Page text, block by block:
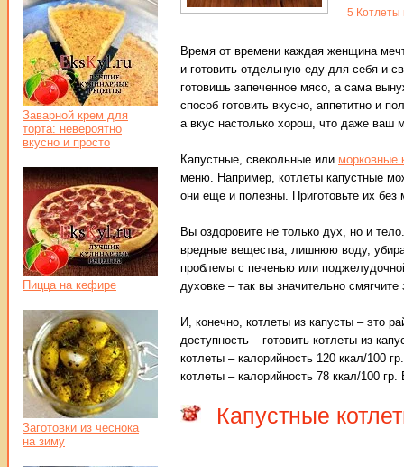
5 Котлеты
Время от времени каждая женщина
и готовить отдельную еду для себя и
готовишь запеченное мясо, а сама
способ готовить вкусно, аппетитно и
а вкус настолько хорош, что даже ваш
Капустные, свекольные или морковные
меню. Например, котлеты капустные
они еще и полезны. Приготовьте их без
Вы оздоровите не только дух, но и
вредные вещества, лишнюю воду,
проблемы с печенью или
духовке – так вы значительно
И, конечно, котлеты из капусты – это
доступность – готовить котлеты из
котлеты – калорийность 120 ккал/100
котлеты – калорийность 78 ккал/100
Капустные
Заварной крем для
торта: невероятно
вкусно и просто
Пицца на кефире
Заготовки из чеснока
на зиму